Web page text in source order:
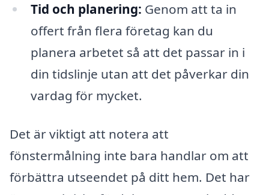
Tid och planering: Genom att ta in
offert från flera företag kan du
planera arbetet så att det passar in i
din tidslinje utan att det påverkar din
vardag för mycket.
Det är viktigt att notera att
fönstermålning inte bara handlar om att
förbättra utseendet på ditt hem. Det har